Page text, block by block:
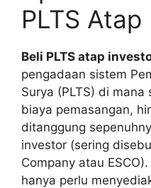
PLTS
Beli PLTS atap
pengadaan sistem
Surya (PLTS) di
biaya pemasangan,
ditanggung
investor (sering
Company atau
hanya perlu